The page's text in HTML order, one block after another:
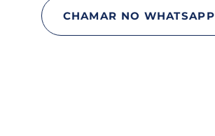
CHAMAR NO WHATSAPP